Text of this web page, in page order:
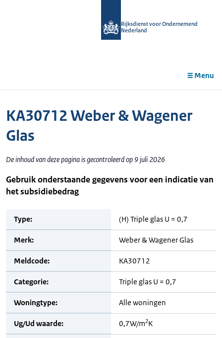
Rijksdienst voor Ondernemend
Nederland
Menu
KA30712 Weber & Wagener
Glas
De inhoud van deze pagina is gecontroleerd op 9 juli 2026
Gebruik onderstaande gegevens voor een indicatie van
het subsidiebedrag
Type: (H) Triple glas U = 0,7
Merk: Weber & Wagener Glas
Meldcode: KA30712
Categorie: Triple glas U = 0,7
Woningtype: Alle woningen
Ug/Ud waarde: 0,7W/m2K